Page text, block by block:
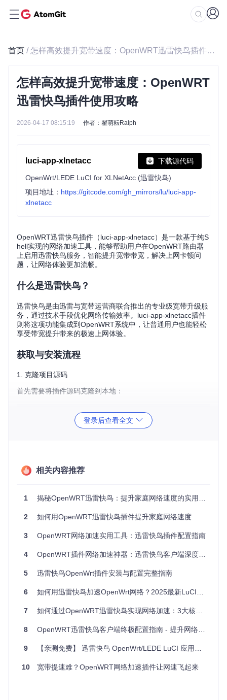
首页 / 怎样高效提升宽带速度：OpenWRT迅雷快鸟插件使用攻略
怎样高效提升宽带速度：OpenWRT
迅雷快鸟插件使用攻略
2026-04-17 08:15:19 作者：翟萌耘Ralph
luci-app-xlnetacc 下载源代码
OpenWrt/LEDE LuCI for XLNetAcc (迅雷快鸟)
项目地址： https://gitcode.com/gh_mirrors/lu/luci-app-
xlnetacc
OpenWRT迅雷快鸟插件（luci-app-xlnetacc）是一款基于纯S
hell实现的网络加速工具，能够帮助用户在OpenWRT路由器
上启用迅雷快鸟服务，智能提升宽带带宽，解决上网卡顿问
题，让网络体验更加流畅。
什么是迅雷快鸟？
迅雷快鸟是由迅雷与宽带运营商联合推出的专业级宽带升级服
务，通过技术手段优化网络传输效率。luci-app-xlnetacc插件
则将这项功能集成到OpenWRT系统中，让普通用户也能轻松
享受带宽提升带来的极速上网体验。
获取与安装流程
1. 克隆项目源码
首先需要将插件源码克隆到本地：
cd luci-app-xlnetacc
基础配置指南
登录OpenWRT的Web管理界面，在"服务"菜单中找到"迅雷快
鸟"选项，进行基础配置：
勾选"启用服务"主开关
根据需求开启"下载加速"和"上传加速"功能
可选启用"日志记录"功能以便问题排查
账户信息配置
在配置文件files/root/etc/config/xlnetacc中填写你的迅雷快鸟
高级功能设置
网络接口选择
登录后查看全文
相关内容推荐
1 揭秘OpenWRT迅雷快鸟：提升家庭网络速度的实用攻略
2 如何用OpenWRT迅雷快鸟插件提升家庭网络速度
3 OpenWRT网络加速实用工具：迅雷快鸟插件配置指南
4 OpenWRT插件网络加速神器：迅雷快鸟客户端深度解析
5 迅雷快鸟OpenWrt插件安装与配置完整指南
6 如何用迅雷快鸟加速OpenWrt网络？2025最新LuCI插件配置指南
7 如何通过OpenWRT迅雷快鸟实现网络加速：3大核心优势与实战配置指南
8 OpenWRT迅雷快鸟客户端终极配置指南 - 提升网络速度的完整教程
9 【亲测免费】 迅雷快鸟 OpenWrt/LEDE LuCI 应用教程
10 宽带提速难？OpenWRT网络加速插件让网速飞起来